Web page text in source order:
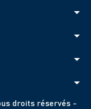
arrow_drop_down
arrow_drop_down
arrow_drop_down
arrow_drop_down
droits réservés -